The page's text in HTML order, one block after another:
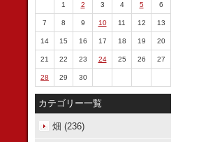
1 2 3 4 5 6
7 8 9 10 11 12 13
14 15 16 17 18 19 20
21 22 23 24 25 26 27
28 29 30
カテゴリー一覧
畑 (236)